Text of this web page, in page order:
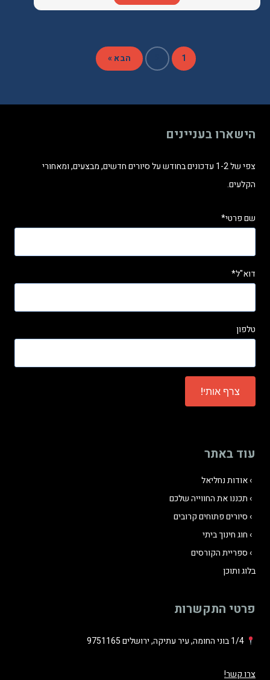
1 הבא »
הישארו בעניינים
צפי של 1-2 עדכונים בחודש על סיורים חדשים, מבצעים, ומאחורי
הקלעים.
שם פרטי*
דוא"ל*
טלפון
Please leave this field empty.
עוד באתר
אודות נחליאל
תכננו את החווייה שלכם
סיורים פתוחים קרובים
חוג חינוך ביתי
ספריית הקורסים
בלוג ותוכן
פרטי התקשרות
צרו קשר!